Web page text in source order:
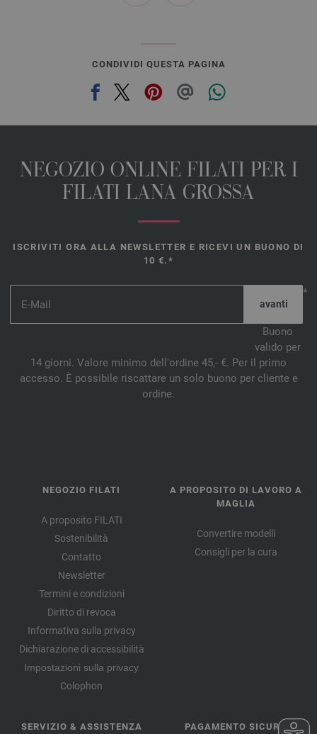
CONDIVIDI QUESTA PAGINA
NEGOZIO ONLINE FILATI PER I
FILATI LANA GROSSA
ISCRIVITI ORA ALLA NEWSLETTER E RICEVI UN BUONO DI
10 €.*
*
Buono
valido per
14 giorni. Valore minimo dell'ordine 45,- €. Per il primo
accesso. È possibile riscattare un solo buono per cliente e
ordine.
NEGOZIO FILATI
A proposito FILATI
Sostenibilità
Contatto
Newsletter
Termini e condizioni
Diritto di revoca
Informativa sulla privacy
Dichiarazione di accessibilità
Impostazioni sulla privacy
Colophon
A PROPOSITO DI LAVORO A
MAGLIA
Convertire modelli
Consigli per la cura
SERVIZIO & ASSISTENZA PAGAMENTO SICURO